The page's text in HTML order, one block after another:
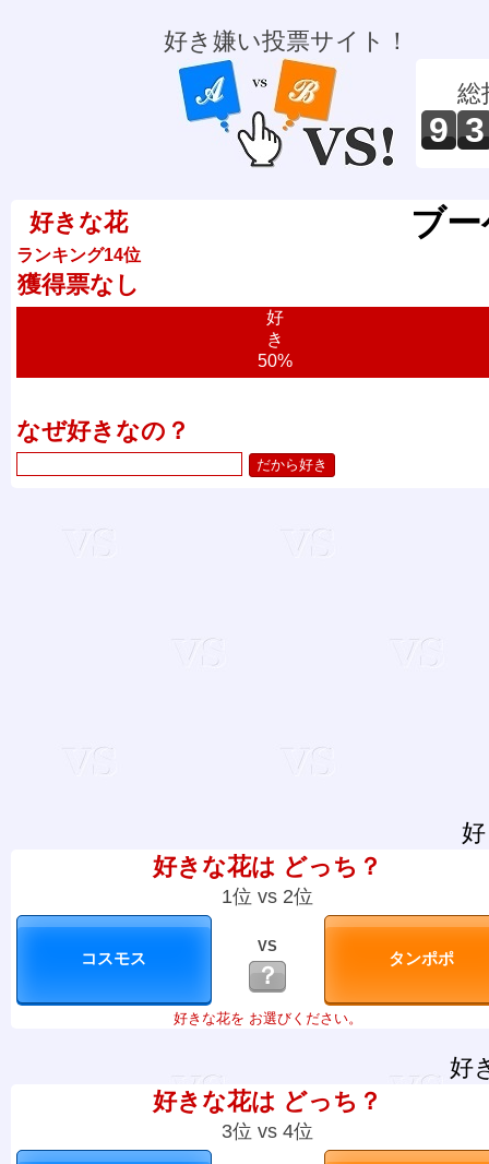
好き嫌い投票サイト！
総
9 3
好きな花
ランキング14位
獲得票なし
ブ
好
き
50%
なぜ好きなの？
好きな花は どっち？
1位 vs 2位
VS
？
好きな花を お選びください。
好
好きな花は どっち？
3位 vs 4位